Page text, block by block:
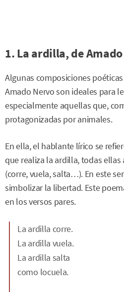
1. La ardilla, de
Algunas composiciones
Amado Nervo son ideales para
especialmente aquellas que,
protagonizadas por animales.
En ella, el hablante lírico se
que realiza la ardilla, todas
(corre, vuela, salta…). En este
simbolizar la libertad. Este
en los versos pares.
La ardilla corre.
La ardilla vuela.
La ardilla salta
como locuela.